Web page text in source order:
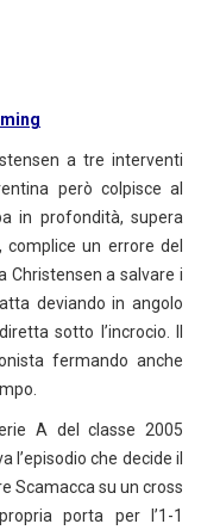
a tre interventi
però colpisce al
in profondità, supera
un errore del
Christensen a salvare i
deviando in angolo
sotto l’incrocio. Il
fermando anche
A del classe 2005
l’episodio che decide il
Scamacca su un cross
porta per l’1-1